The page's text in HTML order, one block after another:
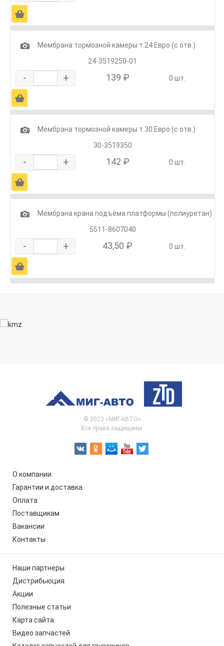
Ä
1
Мембрана тормозной камеры т.24 Евро (с отв.)
24-3519250-01
- + 139 ₽ 0 шт.
Ä
1
Мембрана тормозной камеры т.30 Евро (с отв.)
30-3519350
- + 142 ₽ 0 шт.
Ä
1
Мембрана крана подъёма платформы (полиуретан)
5511-8607040
- + 43,50 ₽ 0 шт.
Ä
© 2023 «МИГ-АВТО»
Все права защищены.
О компании
Гарантии и доставка
Оплата
Поставщикам
Вакансии
Контакты
Наши партнеры
Дистрибьюция
Акции
Полезные статьи
Карта сайта
Видео запчастей